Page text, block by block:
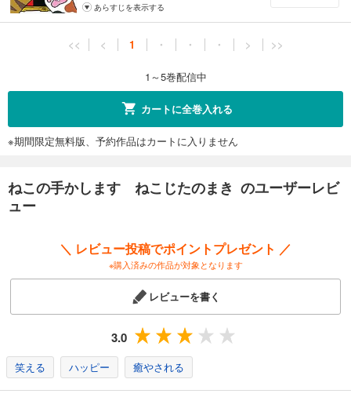
あらすじを表示する
<< < 1 ・ ・ ・ > >>
1～5巻配信中
カートに全巻入れる
※期間限定無料版、予約作品はカートに入りません
ねこの手かします ねこじたのまき のユーザーレビ
ュー
＼ レビュー投稿でポイントプレゼント ／
※購入済みの作品が対象となります
レビューを書く
3.0
笑える ハッピー 癒やされる